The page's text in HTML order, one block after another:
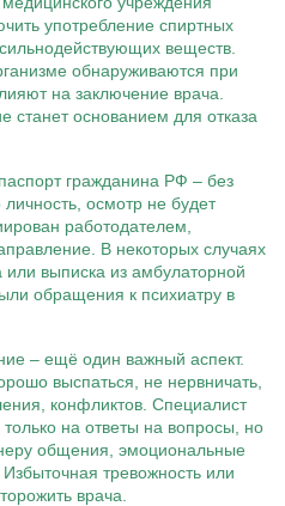
употребление спиртных
веществ.
обнаруживаются при
на заключение врача.
станет основанием для отказа
гражданина РФ – без
осмотр не будет
работодателем,
В некоторых случаях
или выписка из амбулаторной
обращения к психиатру в
– ещё один важный аспект.
выспаться, не нервничать,
конфликтов. Специалист
на ответы на вопросы, но
общения, эмоциональные
тревожность или
врача.